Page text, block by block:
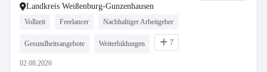
Landkreis Weißenburg-Gunzenhausen
Vollzeit Freelancer Nachhaltiger Arbeitgeber
Gesundheitsangebote Weiterbildungen 7
02.08.2026